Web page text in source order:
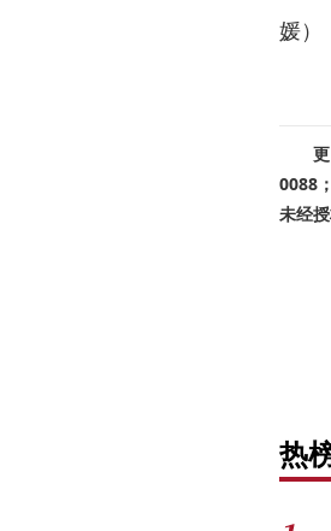
媛）
0088
未经
热